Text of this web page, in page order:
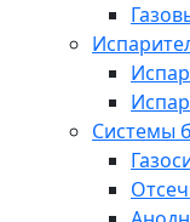
Системы